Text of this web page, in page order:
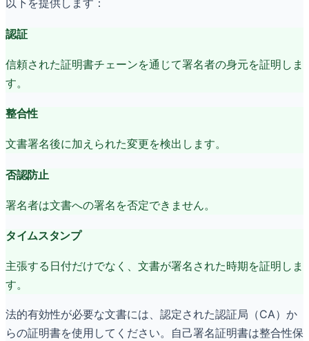
以下を提供します：
認証
信頼された証明書チェーンを通じて署名者の身元を証明しま
す。
整合性
文書署名後に加えられた変更を検出します。
否認防止
署名者は文書への署名を否定できません。
タイムスタンプ
主張する日付だけでなく、文書が署名された時期を証明しま
す。
法的有効性が必要な文書には、認定された認証局（CA）か
らの証明書を使用してください。自己署名証明書は整合性保